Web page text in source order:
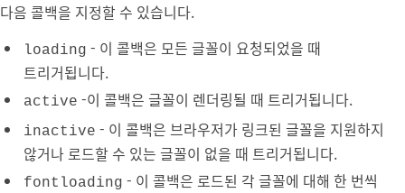
다음 콜백을 지정할 수 있습니다.
loading - 이 콜백은 모든 글꼴이 요청되었을 때
트리거됩니다.
active -이 콜백은 글꼴이 렌더링될 때 트리거됩니다.
inactive - 이 콜백은 브라우저가 링크된 글꼴을 지원하지
않거나 로드할 수 있는 글꼴이 없을 때 트리거됩니다.
fontloading - 이 콜백은 로드된 각 글꼴에 대해 한 번씩